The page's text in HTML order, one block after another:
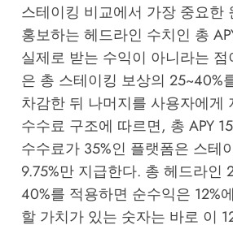
스테이킹 비교에서 가장 중요한
홍보하는 헤드라인 수치인 총
실제로 받는 수익이 아니라는 점
은 총 스테이킹 보상의 25~40%
차감한 뒤 나머지를 사용자에게
수수료 구조에 따르면, 총 APY
수수료가 35%인 플랫폼은 스테
9.75%만 지급한다. 총 헤드라인
40%를 적용하면 순수익은 12%
할 가치가 있는 숫자는 바로 이